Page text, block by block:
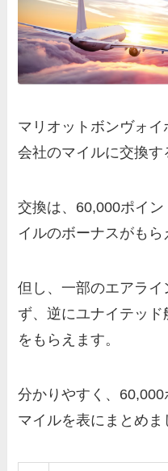
マリオットボンヴォ
会社のマイルに交換す
交換は、60,000ポイ
イルのボーナスがもら
但し、一部のエアライ
ず、逆にユナイテッ
をもらえます。
分かりやすく、
マイルを表にまとめま